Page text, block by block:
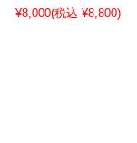
¥8,000(税込 ¥8,800)